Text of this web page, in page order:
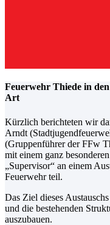
Feuerwehr Thiede in
Art
Kürzlich berichteten wir
Arndt
(Gruppenführer der FFw
mit einem ganz
„Supervisor“ an einem
Feuerwehr teil.
Das Ziel dieses
und die bestehenden
auszubauen.